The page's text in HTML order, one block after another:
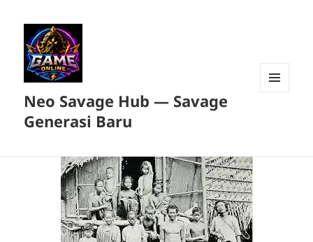
Neo Savage Hub — Savage
Generasi Baru